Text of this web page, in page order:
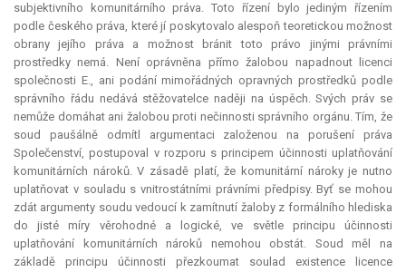
subjektivního komunitárního práva. Toto řízení bylo jediným řízením
podle českého práva, které jí poskytovalo alespoň teoretickou možnost
obrany jejího práva a možnost bránit toto právo jinými právními
prostředky nemá. Není oprávněna přímo žalobou napadnout licenci
společnosti E., ani podání mimořádných opravných prostředků podle
správního řádu nedává stěžovatelce naději na úspěch. Svých práv se
nemůže domáhat ani žalobou proti nečinnosti správního orgánu. Tím, že
soud paušálně odmítl argumentaci založenou na porušení práva
Společenství, postupoval v rozporu s principem účinnosti uplatňování
komunitárních nároků. V zásadě platí, že komunitární nároky je nutno
uplatňovat v souladu s vnitrostátními právními předpisy. Byť se mohou
zdát argumenty soudu vedoucí k zamítnutí žaloby z formálního hlediska
do jisté míry věrohodné a logické, ve světle principu účinnosti
uplatňování komunitárních nároků nemohou obstát. Soud měl na
základě principu účinnosti přezkoumat soulad existence licence